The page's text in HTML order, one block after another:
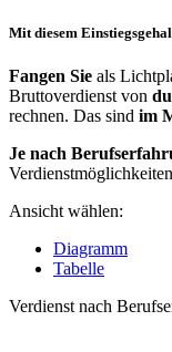
Mit diesem
Fangen Sie als
Bruttoverdienst von
rechnen. Das sind im
Je nach
Ansicht wählen:
Diagramm
Tabelle
Verdienst nach